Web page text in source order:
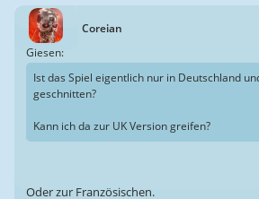
Coreian
Giesen:
Ist das Spiel eigentlich nur in Deutschland
geschnitten?
Kann ich da zur UK Version greifen?
Oder zur Französischen.